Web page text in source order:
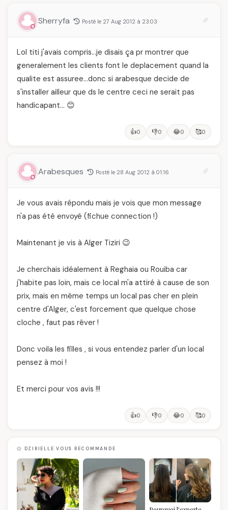
Sherryfa Posté le 27 Aug 2012 à 23:03
Lol titi j'avais compris…je disais ça pr montrer que
generalement les clients font le deplacement quand la
qualite est assuree…donc si arabesque decide de
s'installer ailleur que ds le centre ceci ne serait pas
handicapant… 😊
👍0 👎0 😂0 🥰0
Arabesques Posté le 28 Aug 2012 à 01:16
Je vous avais répondu mais je vois que mon message
n'a pas été envoyé (fichue connection !)
Maintenant je vis à Alger Tiziri 😉
Je cherchais idéalement à Reghaia ou Rouiba car
j'habite pas loin, mais ce local m'a attiré à cause de son
prix, mais en même temps un local pas cher en plein
centre d'Alger, c'est forcement que quelque chose
cloche , faut pas rêver !
Donc voila les filles , si vous entendez parler d'un local
pensez à moi !
Et merci pour vos avis !!!
👍0 👎0 😂0 🥰0
DZIRIELLE VOUS RECOMMANDE